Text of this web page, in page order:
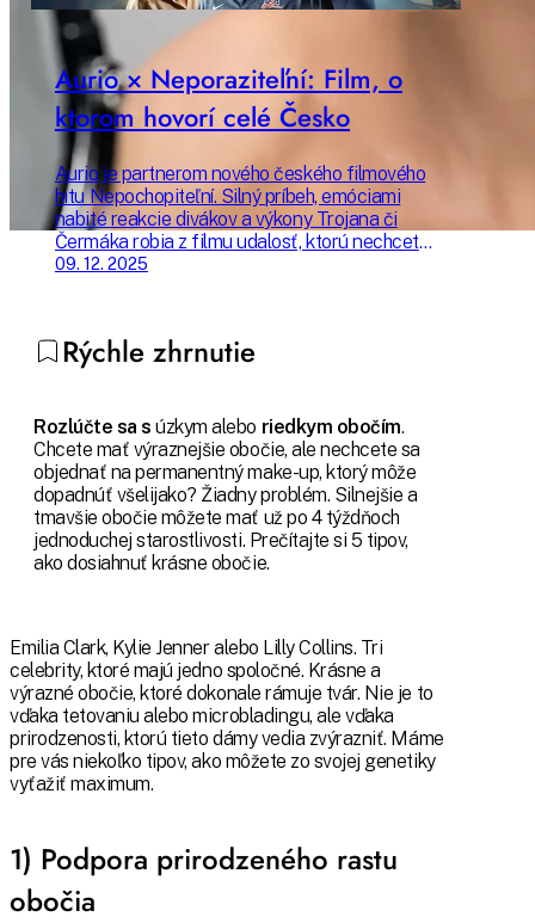
Rýchle zhrnutie
Rozlúčte sa s úzkym alebo riedkym obočím.
Chcete mať výraznejšie obočie, ale nechcete sa
objednať na permanentný make-up, ktorý môže
dopadnúť všelijako? Žiadny problém. Silnejšie a
tmavšie obočie môžete mať už po 4 týždňoch
jednoduchej starostlivosti. Prečítajte si 5 tipov,
ako dosiahnuť krásne obočie.
Emilia Clark, Kylie Jenner alebo Lilly Collins. Tri
celebrity, ktoré majú jedno spoločné. Krásne a
výrazné obočie, ktoré dokonale rámuje tvár. Nie je to
vďaka tetovaniu alebo microbladingu, ale vďaka
prirodzenosti, ktorú tieto dámy vedia zvýrazniť. Máme
pre vás niekoľko tipov, ako môžete zo svojej genetiky
vyťažiť maximum.
1) Podpora prirodzeného rastu
obočia
Aurio × Neporaziteľní: Film, o
ktorom hovorí celé Česko
Aurio je partnerom nového českého filmového
hitu Nepochopiteľní. Silný príbeh, emóciami
nabité reakcie divákov a výkony Trojana či
Čermáka robia z filmu udalosť, ktorú nechcete
premeškať. Prečo sa oplatí ísť do kina práve
09. 12. 2025